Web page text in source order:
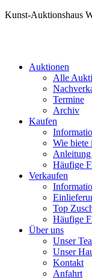
Kunst-Auktionshaus
Auktionen
Alle
Termine
Archiv
Kaufen
Wie biete
Häufige
Verkaufen
Top
Häufige
Über uns
Unser
Unser
Kontakt
Anfahrt